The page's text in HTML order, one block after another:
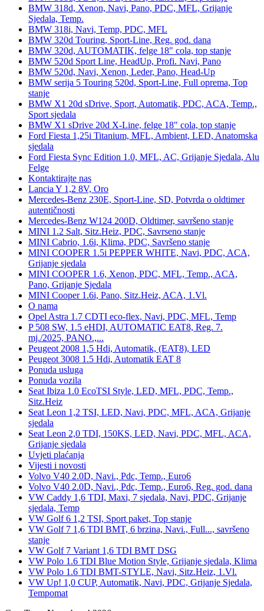
BMW 318d, Xenon, Navi, Pano, PDC, MFL, Grijanje
Sjedala, Temp.
BMW 318i, Navi, Temp, PDC, MFL
BMW 320d Touring, Sport-Line, Reg. god. dana
BMW 320d, AUTOMATIK, felge 18" cola, top stanje
BMW 520d Sport Line, HeadUp, Profi. Navi, Pano
BMW 520d, Navi, Xenon, Leder, Pano, Head-Up
BMW serija 5 Touring 520d, Sport-Line, Full oprema, Top
stanje
BMW X1 20d sDrive, Sport, Automatik, PDC, ACA, Temp.,
Sport sjedala
BMW X1 sDrive 20d X-Line, felge 18" cola, top stanje
Ford Fiesta 1,25i Titanium, MFL, Ambient, LED, Anatomska
sjedala
Ford Fiesta Sync Edition 1.0, MFL, AC, Grijanje Sjedala, Alu
Felge
Kontaktirajte nas
Lancia Y 1,2 8V, Oro
Mercedes-Benz 230E, Sport-Line, SD, Potvrda o oldtimer
autentičnosti
Mercedes-Benz W124 200D, Oldtimer, savršeno stanje
MINI 1.2 Salt, Sitz.Heiz, PDC, Savrseno stanje
MINI Cabrio, 1.6i, Klima, PDC, Savršeno stanje
MINI COOPER 1.5i PEPPER WHITE, Navi, PDC, ACA,
Grijanje sjedala
MINI COOPER 1.6, Xenon, PDC, MFL, Temp., ACA,
Pano, Grijanje Sjedala
MINI Cooper 1.6i, Pano, Sitz.Heiz, ACA, 1.Vl.
O nama
Opel Astra 1.7 CDTI eco-flex, Navi, PDC, MFL, Temp
P 508 SW, 1.5 eHDI, AUTOMATIC EAT8, Reg. 7.
mj./2025, PANO.,...
Peugeot 2008 1,5 Hdi, Automatik, (EAT8), LED
Peugeot 3008 1.5 Hdi, Automatik EAT 8
Ponuda usluga
Ponuda vozila
Seat Ibiza 1.0 EcoTSI Style, LED, MFL, PDC, Temp.,
Sitz.Heiz
Seat Leon 1,2 TSI, LED, Navi, PDC, MFL, ACA, Grijanje
sjedala
Seat Leon 2,0 TDI, 150KS, LED, Navi, PDC, MFL, ACA,
Grijanje sjedala
Uvjeti plaćanja
Vijesti i novosti
Volvo V40 2.0D, Navi., Pdc, Temp., Euro6
Volvo V40 2.0D, Navi., Pdc, Temp., Euro6, Reg. god. dana
VW Caddy 1,6 TDI, Maxi, 7 sjedala, Navi, PDC, Grijanje
sjedala, Temp
VW Golf 6 1,2 TSI, Sport paket, Top stanje
VW Golf 7 1,6 TDI BMT, 6 brzina, Navi., Full..., savršeno
stanje
VW Golf 7 Variant 1,6 TDI BMT DSG
VW Polo 1.6 TDI Blue Motion Style, Grijanje sjedala, Klima
VW Polo 1.6 TDI BMT-STYLE, Navi, Sitz.Heiz, 1.Vl.
VW Up! 1,0 CUP, Automatik, Navi, PDC, Grijanje Sjedala,
Tempomat